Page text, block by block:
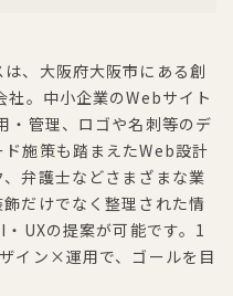
、大阪府大阪市にある創
。中小企業のWebサイト
・管理、ロゴや名刺等のデ
施策も踏まえたWeb設計
弁護士などさまざまな業
だけでなく整理された情
UXの提案が可能です。1
イン×運用で、ゴールを目